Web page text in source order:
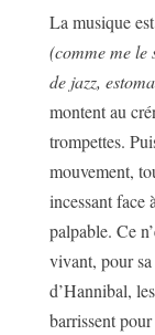
La musique
(comme me le
de jazz,
montent au
trompettes.
mouvement,
incessant
palpable. Ce
vivant, pour
d’Hannibal,
barrissent